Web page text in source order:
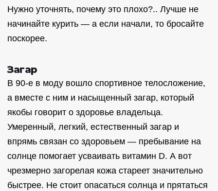
Нужно уточнять, почему это плохо?.. Лучше не
начинайте курить — а если начали, то бросайте
поскорее.
Загар
В 90-е в моду вошло спортивное телосложение,
а вместе с ним и насыщенный загар, который
якобы говорит о здоровье владельца.
Умеренный, легкий, естественный загар и
впрямь связан со здоровьем — пребывание на
солнце помогает усваивать витамин D. А вот
чрезмерно загорелая кожа стареет значительно
быстрее. Не стоит опасаться солнца и прятаться